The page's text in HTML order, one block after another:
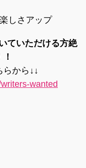
しさアップ
ていただける方絶
らから↓↓
wanted